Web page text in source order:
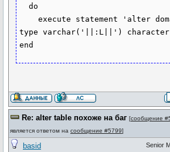
type varchar('||:L||') character
Re: alter table похоже на баг [сообщение
является ответом на сообщение #5799]
basid Senior